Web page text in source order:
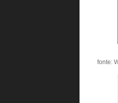
fonte: